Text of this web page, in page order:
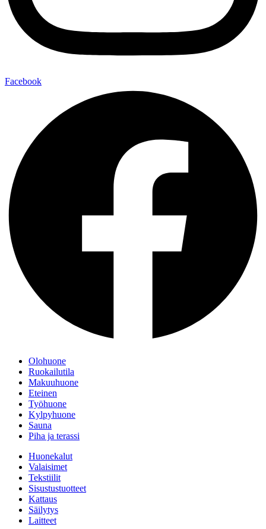
Facebook
Olohuone
Ruokailutila
Makuuhuone
Eteinen
Työhuone
Kylpyhuone
Sauna
Piha ja terassi
Huonekalut
Valaisimet
Tekstiilit
Sisustustuotteet
Kattaus
Säilytys
Laitteet